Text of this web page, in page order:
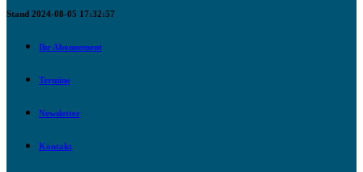
Stand 2024-08-05 17:32:57
Ihr Abonnement
Termine
Newsletter
Kontakt